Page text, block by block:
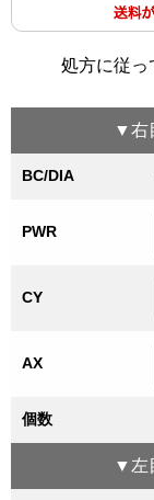
処方に従っ
▼右
BC/DIA
PWR
CY
AX
個数
▼ 左